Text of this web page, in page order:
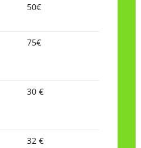
50€
75€
30 €
32 €